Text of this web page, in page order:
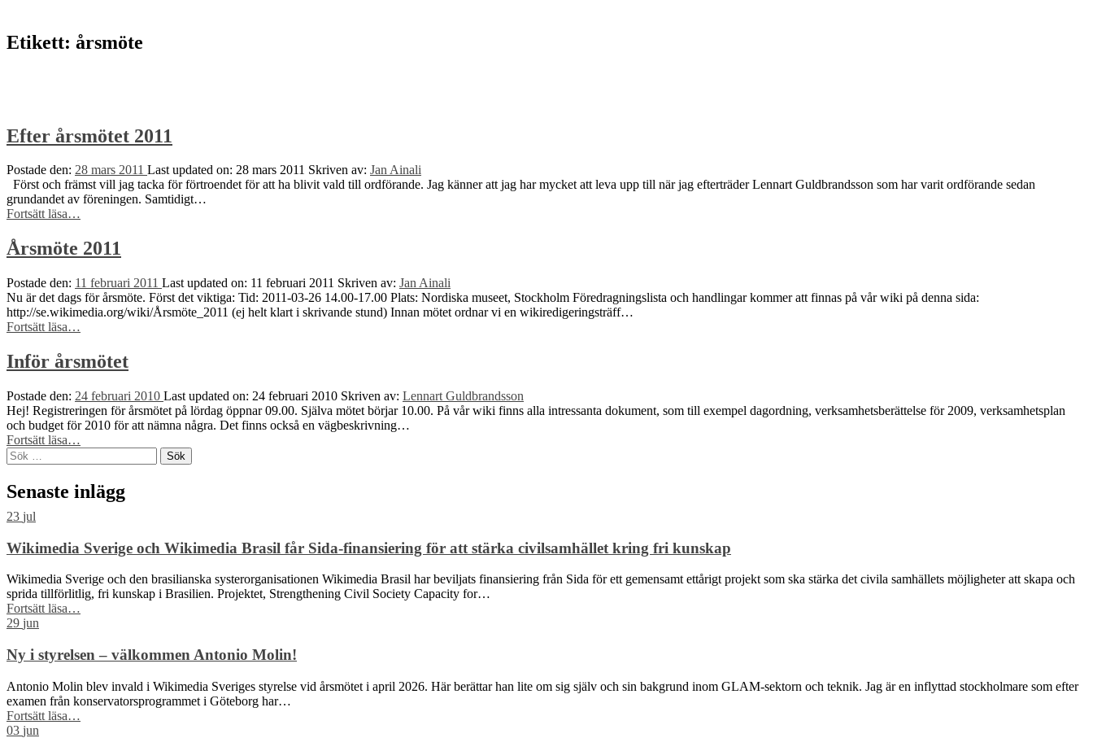
Etikett: årsmöte
Efter årsmötet 2011
Postade den: 28 mars 2011 Last updated on: 28 mars 2011 Skriven av: Jan Ainali
Först och främst vill jag tacka för förtroendet för att ha blivit vald till ordförande. Jag känner att jag har mycket att leva upp till när jag efterträder Lennart Guldbrandsson som har varit ordförande sedan
grundandet av föreningen. Samtidigt…
Fortsätt läsa“Efter
2011”
…
Årsmöte 2011
Postade den: 11 februari 2011 Last updated on: 11 februari 2011 Skriven av: Jan Ainali
Nu är det dags för årsmöte. Först det viktiga: Tid: 2011-03-26 14.00-17.00 Plats: Nordiska museet, Stockholm Föredragningslista och handlingar kommer att finnas på vår wiki på denna sida:
http://se.wikimedia.org/wiki/Årsmöte_2011 (ej helt klart i skrivande stund) Innan mötet ordnar vi en wikiredigeringsträff…
Fortsätt läsa…
Inför årsmötet
Postade den: 24 februari 2010 Last updated on: 24 februari 2010 Skriven av: Lennart Guldbrandsson
Hej! Registreringen för årsmötet på lördag öppnar 09.00. Själva mötet börjar 10.00. På vår wiki finns alla intressanta dokument, som till exempel dagordning, verksamhetsberättelse för 2009, verksamhetsplan
och budget för 2010 för att nämna några. Det finns också en vägbeskrivning…
Fortsätt läsa…
Sök
efter:
Senaste inlägg
23 jul
Wikimedia Sverige och Wikimedia Brasil får Sida-finansiering för att stärka civilsamhället kring fri kunskap
Wikimedia Sverige och den brasilianska systerorganisationen Wikimedia Brasil har beviljats finansiering från Sida för ett gemensamt ettårigt projekt som ska stärka det civila samhällets möjligheter att skapa och
sprida tillförlitlig, fri kunskap i Brasilien. Projektet, Strengthening Civil Society Capacity for…
Fortsätt läsa
Wikimedia
Brasil
får
Sida-
finansiering
för
…
29 jun
Ny i styrelsen – välkommen Antonio Molin!
Antonio Molin blev invald i Wikimedia Sveriges styrelse vid årsmötet i april 2026. Här berättar han lite om sig själv och sin bakgrund inom GLAM-sektorn och teknik. Jag är en inflyttad stockholmare som efter
examen från konservatorsprogrammet i Göteborg har…
Fortsätt läsa…
03 jun